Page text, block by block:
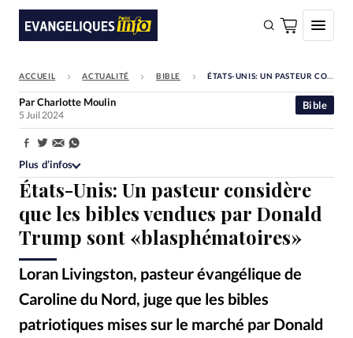
FAIRE UN DON
Faire un don
Eglises
Société
Monde
Bible
Toute l'actualité
Se connecter
Devise:CHF
ACCUEIL ACTUALITÉ BIBLE ÉTATS-UNIS: UN PASTEUR CONSIDÈRE QUE LES BIBLES VENDUES PAR DONALD TRUMP SONT «BLASPHÉMATOIRES»
États-Unis: Un pasteur considère
que les bibles vendues par Donald
Trump sont «blasphématoires»
Loran Livingston, pasteur évangélique de
Caroline du Nord, juge que les bibles
patriotiques mises sur le marché par Donald
Bible
ParCharlotte Moulin
5 Juil 2024
Partager:
Plus d’infos